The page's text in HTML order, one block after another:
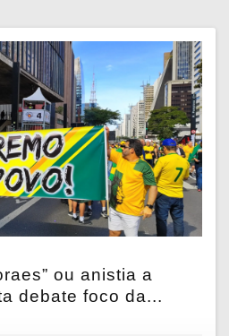
ou anistia a
debate foco da...